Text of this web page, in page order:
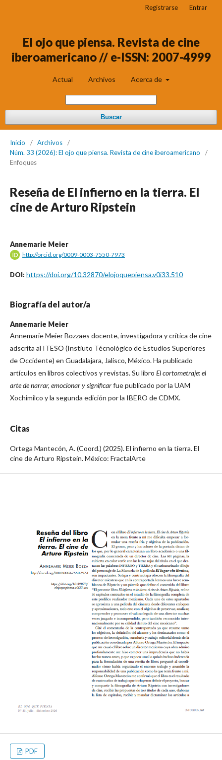
El ojo que piensa. Revista de cine
iberoamericano // e-ISSN: 2007-4999
Actual Archivos Acerca de
Buscar
Registrarse Entrar
Inicio / Archivos
/
Núm. 33 (2026): El ojo que piensa. Revista de cine iberoamericano
/
Enfoques
Reseña de El infierno en la tierra. El
cine de Arturo Ripstein
Annemarie Meier
http://orcid.org/0009-0003-7550-7973
DOI: https://doi.org/10.32870/elojoquepiensa.v0i33.510
Biografía del autor/a
Annemarie Meier
Annemarie Meier Bozzaes docente, investigadora y crítica de cine
adscrita al ITESO (Instiuto Técnológico de Estudios Superiores
de Occidente) en Guadalajara, Jalisco, México. Ha publicado
artículos en libros colectivos y revistas. Su libro El cortometraje: el
arte de narrar, emocionar y significarfue publicado por la UAM
Xochimilco y la segunda edición por la IBERO de CDMX.
Citas
Ortega Mantecón, A. (Coord.) (2025). El infierno en la tierra. El
cine de Arturo Ripstein. México: FractalArte
PDF